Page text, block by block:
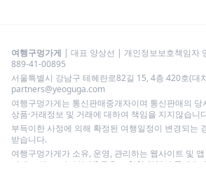
여행구멍가게 | 대표 양상선 | 개인정보보호책임자
889-41-00895
서울특별시 강남구 테헤란로82길 15, 4층 420호(대
partners@yeoguga.com
여행구멍가게는 통신판매중개자이며 통신판매의 당
상품·거래정보 및 거래에 대하여 책임을 지지않습니
부득이한 사정에 의해 확정된 여행일정이 변경되는
받습니다.
여행구멍가게가 소유, 운영, 관리하는 웹사이트 및
이벤트 정보, 디자인, UI 등을 포함한 일체의 콘텐츠